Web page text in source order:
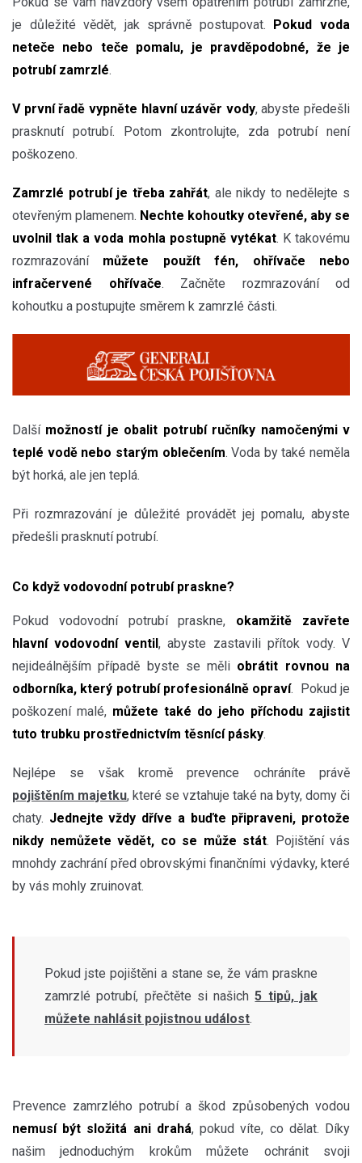
je důležité vědět, jak správně postupovat. Pokud voda
neteče nebo teče pomalu, je pravděpodobné, že je
potrubí zamrzlé.
V první řadě vypněte hlavní uzávěr vody, abyste předešli
prasknutí potrubí. Potom zkontrolujte, zda potrubí není
poškozeno.
Zamrzlé potrubí je třeba zahřát, ale nikdy to nedělejte s
otevřeným plamenem. Nechte kohoutky otevřené, aby se
uvolnil tlak a voda mohla postupně vytékat. K takovému
rozmrazování můžete použít fén, ohřívače nebo
infračervené ohřívače. Začněte rozmrazování od
kohoutku a postupujte směrem k zamrzlé části.
Další možností je obalit potrubí ručníky namočenými v
teplé vodě nebo starým oblečením. Voda by také neměla
být horká, ale jen teplá.
Při rozmrazování je důležité provádět jej pomalu, abyste
předešli prasknutí potrubí.
Co když vodovodní potrubí praskne?
Pokud vodovodní potrubí praskne, okamžitě zavřete
hlavní vodovodní ventil, abyste zastavili přítok vody. V
nejideálnějším případě byste se měli obrátit rovnou na
odborníka, který potrubí profesionálně opraví. Pokud je
poškození malé, můžete také do jeho příchodu zajistit
tuto trubku prostřednictvím těsnící pásky.
Nejlépe se však kromě prevence ochráníte právě
pojištěním majetku, které se vztahuje také na byty, domy či
chaty. Jednejte vždy dříve a buďte připraveni, protože
nikdy nemůžete vědět, co se může stát. Pojištění vás
mnohdy zachrání před obrovskými finančními výdavky, které
by vás mohly zruinovat.
Pokud jste pojištěni a stane se, že vám praskne
zamrzlé potrubí, přečtěte si našich5 tipů, jak
můžete nahlásit pojistnou událost.
Prevence zamrzlého potrubí a škod způsobených vodou
nemusí být složitá ani drahá, pokud víte, co dělat. Díky
našim jednoduchým krokům můžete ochránit svoji